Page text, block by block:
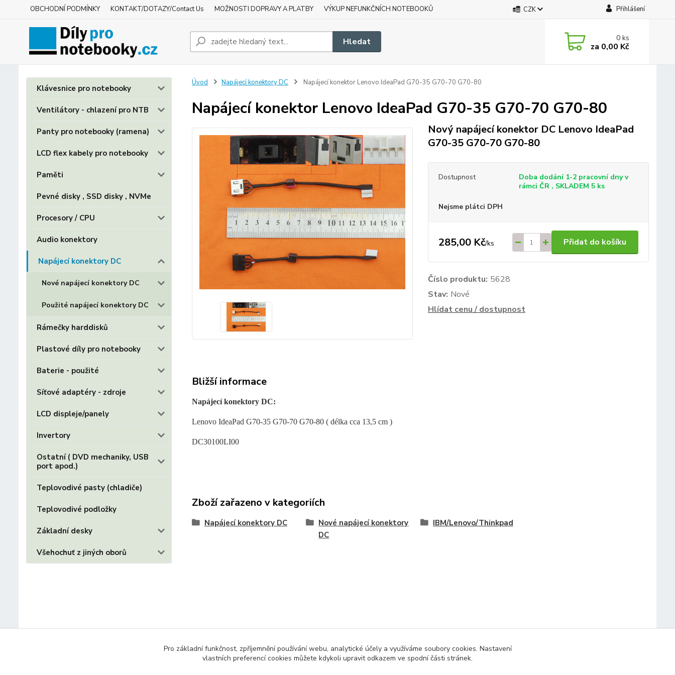
OBCHODNÍ PODMÍNKY KONTAKT/DOTAZY/Contact Us MOŽNOSTI DOPRAVY A PLATBY VÝKUP NEFUNKČNÍCH NOTEBOOKŮ CZK Přihlášení
Hledat 0ks
za 0,00 Kč
Klávesnice pro notebooky
Ventilátory - chlazení pro NTB
Panty pro notebooky (ramena)
LCD flex kabely pro notebooky
Paměti
Pevné disky , SSD disky , NVMe
Procesory / CPU
Audio konektory
Napájecí konektory DC
Nové napájecí konektory DC
Použité napájecí konektory DC
Rámečky harddisků
Plastové díly pro notebooky
Baterie - použité
Síťové adaptéry - zdroje
LCD displeje/panely
Invertory
Ostatní ( DVD mechaniky, USB
port apod.)
Teplovodivé pasty (chladiče)
Teplovodivé podložky
Základní desky
Všehochuť z jiných oborů
Úvod Napájecí konektory DC Napájecí konektor Lenovo IdeaPad G70-35 G70-70 G70-80
Napájecí konektor Lenovo IdeaPad G70-35 G70-70 G70-80
Nový napájecí konektor DC Lenovo IdeaPad
G70-35 G70-70 G70-80
Dostupnost
Doba dodání 1-2 pracovní dny v
rámci ČR , SKLADEM 5 ks
Nejsme plátci DPH
285,00 Kč/ks Přidat do košíku
Číslo produktu: 5628
Stav: Nové
Hlídat cenu / dostupnost
Bližší informace
Napájecí konektory DC:
Lenovo IdeaPad G70-35 G70-70 G70-80 ( délka cca 13,5 cm )
DC30100LI00
Zboží zařazeno v kategoriích
Napájecí konektory DC
Nové napájecí konektory
DC
IBM/Lenovo/Thinkpad
Pro základní funkčnost, zpříjemnění používání webu, analytické účely a využíváme soubory cookies. Nastavení
vlastních preferencí cookies můžete kdykoli upravit odkazem ve spodní části stránek.